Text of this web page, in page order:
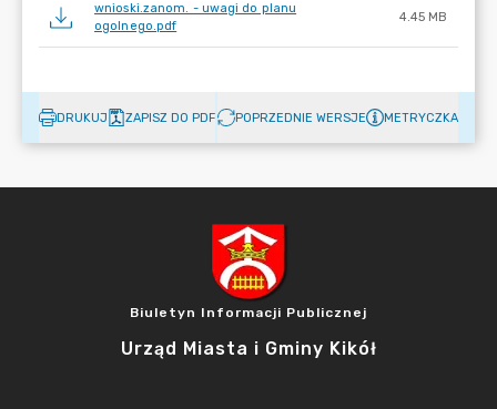
wnioski.zanom. - uwagi do planu
ogolnego.pdf
4.45 MB
DRUKUJ ZAPISZ DO PDF POPRZEDNIE WERSJE METRYCZKA
Biuletyn Informacji Publicznej
Urząd Miasta i Gminy Kikół